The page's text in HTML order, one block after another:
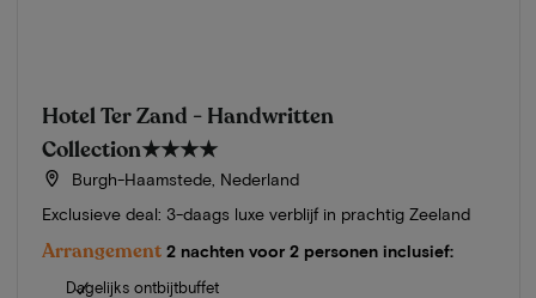
Hotel Ter Zand - Handwritten
Collection★★★★
Burgh-Haamstede, Nederland
Exclusieve deal: 3-daags luxe verblijf in prachtig Zeeland
Arrangement 2 nachten voor 2 personen inclusief:
Dagelijks ontbijtbuffet